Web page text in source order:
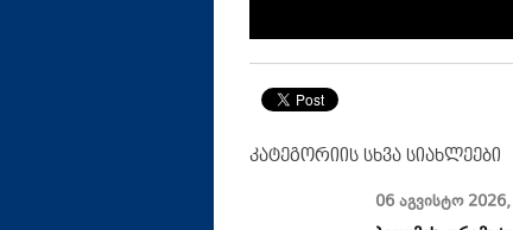
კატეგორიის სხვა სიახლეები
06 აგვისტო 2026